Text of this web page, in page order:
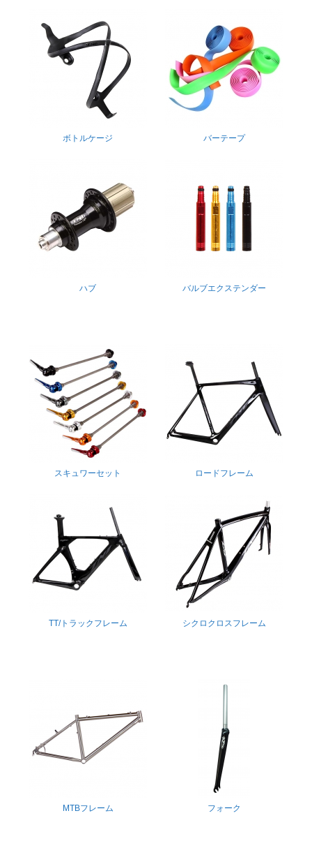
ボトルケージ バーテープ
ハブ バルブエクステンダー
スキュワーセット ロードフレーム
TT/トラックフレーム シクロクロスフレーム
MTBフレーム フォーク